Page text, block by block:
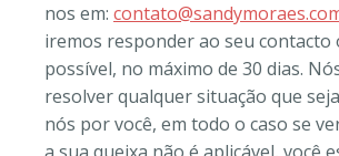
nos em:
iremos responder ao seu contacto
possível, no máximo de 30 dias.
resolver qualquer situação que
nós por você, em todo o caso se